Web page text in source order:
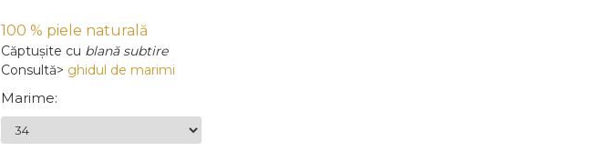
100 % piele naturală
Căptușite cu blană subtire
Consultă> ghidul de marimi
Marime: